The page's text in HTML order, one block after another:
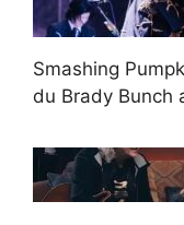
Smashing
du Brady Bunch